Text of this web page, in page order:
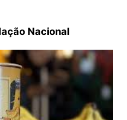
Nacional